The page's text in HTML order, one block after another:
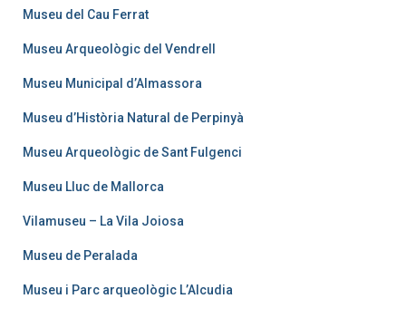
Museu del Cau Ferrat
Museu Arqueològic del Vendrell
Museu Municipal d’Almassora
Museu d’Història Natural de Perpinyà
Museu Arqueològic de Sant Fulgenci
Museu Lluc de Mallorca
Vilamuseu – La Vila Joiosa
Museu de Peralada
Museu i Parc arqueològic L’Alcudia